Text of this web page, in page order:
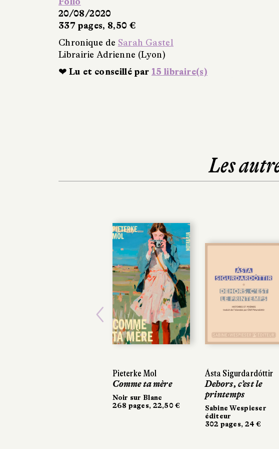
20/08/2020
337 pages, 8,50 €
Chronique de Sarah Gastel
Librairie Adrienne (Lyon)
❤ Lu et conseillé par 15 libraire(s)
Les
Pieterke Mol
Comme ta mère
Noir sur Blanc
268 pages, 22,50 €
Ásta Sigurdardóttir
Dehors, c’est le
printemps
Sabine Wespieser
éditeur
302 pages, 24 €
Ásta Sigurdardóttir
Dehors, c’est le
printemps
Sabine Wespieser
éditeur
302 pages, 24 €
Previous